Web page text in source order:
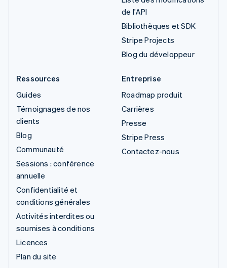
de l'API
Bibliothèques et SDK
Stripe Projects
Blog du développeur
Ressources
Guides
Témoignages de nos
clients
Blog
Communauté
Sessions : conférence
annuelle
Confidentialité et
conditions générales
Activités interdites ou
soumises à conditions
Licences
Plan du site
Entreprise
Roadmap produit
Carrières
Presse
Stripe Press
Contactez-nous